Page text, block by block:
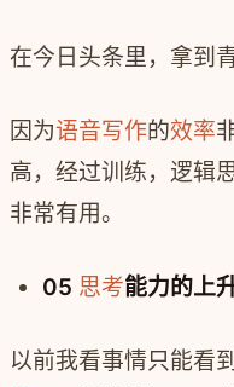
在今日头条里，拿到
因为语音写作的效率
高，经过训练，逻辑
非常有用。
05 思考能力的上
以前我看事情只能看